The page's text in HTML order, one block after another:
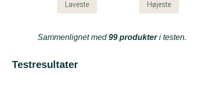
Laveste Højeste
Sammenlignet med99 produkteri testen.
Testresultater